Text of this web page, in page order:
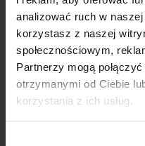
analizować ruch w
korzystasz z naszej
społecznościowym,
Partnerzy mogą
otrzymanymi od Ciebie
korzystania z ich usług.